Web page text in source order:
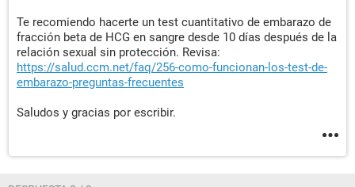
Te recomiendo hacerte un test cuantitativo de embarazo de
fracción beta de HCG en sangre desde 10 días después de la
relación sexual sin protección. Revisa:
https://salud.ccm.net/faq/256-como-funcionan-los-test-de-
embarazo-preguntas-frecuentes
Saludos y gracias por escribir.